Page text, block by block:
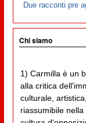
Due racconti pre
Chi siamo
1) Carmilla è un
alla critica
culturale,
riassumibile